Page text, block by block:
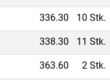
336.30 10 Stk.
338.30 11 Stk.
363.60 2 Stk.